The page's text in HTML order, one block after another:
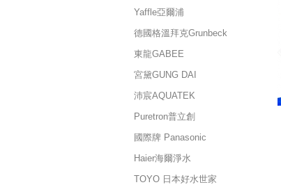
Yaffle亞爾浦
德國格溫拜克Grunbeck
東龍GABEE
宮黛GUNG DAI
沛宸AQUATEK
Puretron普立創
國際牌 Panasonic
Haier海爾淨水
TOYO 日本好水世家